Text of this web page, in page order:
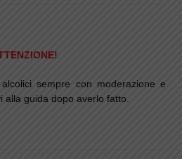
sempre con moderazione e
guida dopo averlo fatto.